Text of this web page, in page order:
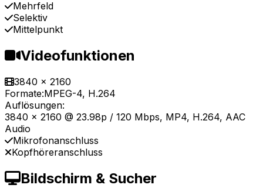
Mehrfeld
Selektiv
Mittelpunkt
Videofunktionen
3840 x 2160
Formate:MPEG-4, H.264
Auflösungen:
3840 x 2160 @ 23.98p / 120 Mbps, MP4, H.264, AAC
Audio
Mikrofonanschluss
Kopfhöreranschluss
Bildschirm & Sucher